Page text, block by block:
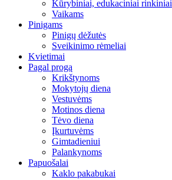
Kūrybiniai, edukaciniai rinkiniai
Vaikams
Pinigams
Pinigų dėžutės
Sveikinimo rėmeliai
Kvietimai
Pagal progą
Krikštynoms
Mokytojų diena
Vestuvėms
Motinos diena
Tėvo diena
Įkurtuvėms
Gimtadieniui
Palankynoms
Papuošalai
Kaklo pakabukai